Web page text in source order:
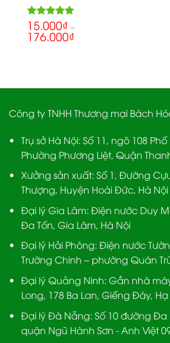
Rated5.00
out of 5
15.000₫ –
176.000₫
Công ty TNHH Thương mại Bách
Trụ sở Hà Nội: Số 11, ngõ 108
Phường Phương Liệt, Quận
Xưởng sản xuất: Số 1, Đường
Thượng, Huyện Hoài Đức, Hà Nội
Đại lý Gia Lâm: Điện nước Duy
Đa Tốn, Gia Lâm, Hà Nội
Đại lý Hải Phòng: Điện nước
Trường Chinh – phường Quán
Đại lý Quảng Ninh: Gần nhà
Long, 178 Ba Lan, Giếng Đáy,
Đại lý Đà Nẵng: Số 10 đường
quận Ngũ Hành Sơn - Anh Việt